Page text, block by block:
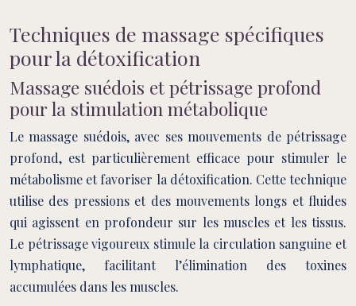
Techniques de massage spécifiques
pour la détoxification
Massage suédois et pétrissage profond
pour la stimulation métabolique
Le massage suédois, avec ses mouvements de pétrissage
profond, est particulièrement efficace pour stimuler le
métabolisme et favoriser la détoxification. Cette technique
utilise des pressions et des mouvements longs et fluides
qui agissent en profondeur sur les muscles et les tissus.
Le pétrissage vigoureux stimule la circulation sanguine et
lymphatique, facilitant l’élimination des toxines
accumulées dans les muscles.